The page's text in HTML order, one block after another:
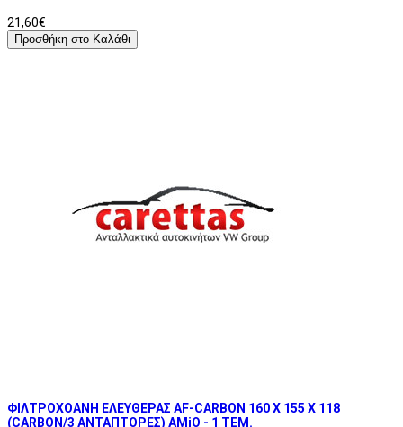
21,60€
Προσθήκη στο Καλάθι
ΦΙΛΤΡΟΧΟΑΝΗ ΕΛΕΥΘΕΡΑΣ AF-CARBON 160 Χ 155 Χ 118
(CARBON/3 ΑΝΤΑΠΤΟΡΕΣ) AMiO - 1 ΤΕΜ.